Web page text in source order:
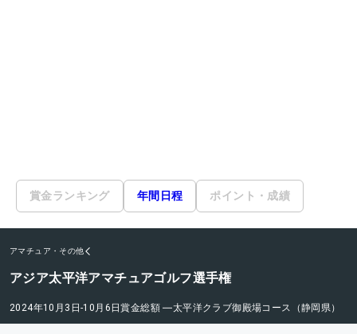
賞金ランキング 年間日程 ポイント・成績
アマチュア・その他
アジア太平洋アマチュアゴルフ選手権
2024年10月3日-10月6日賞金総額 ―太平洋クラブ御殿場コース（静岡県）